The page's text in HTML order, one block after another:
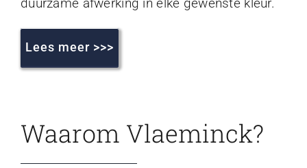
Lees meer >>>
Waarom Vlaeminck?